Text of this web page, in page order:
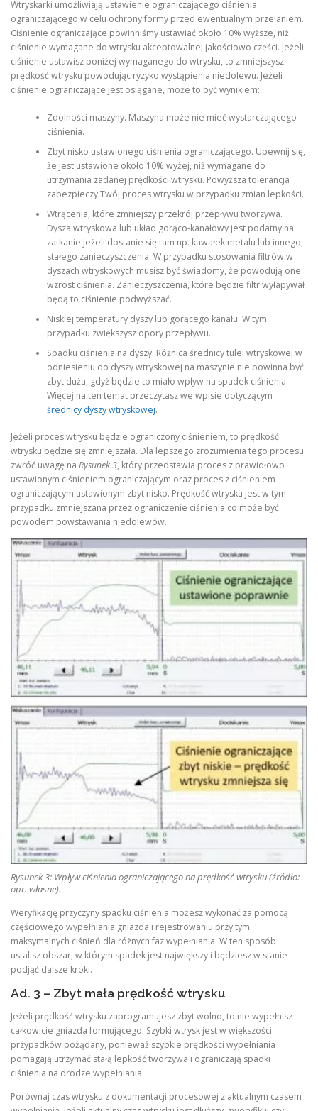
Wtryskarki umożliwiają ustawienie ograniczającego ciśnienia
ograniczającego w celu ochrony formy przed ewentualnym przelaniem.
Ciśnienie ograniczające powinniśmy ustawiać około 10% wyższe, niż
ciśnienie wymagane do wtrysku akceptowalnej jakościowo części. Jeżeli
ciśnienie ustawisz poniżej wymaganego do wtrysku, to zmniejszysz
prędkość wtrysku powodując ryzyko wystąpienia niedolewu. Jeżeli
ciśnienie ograniczające jest osiągane, może to być wynikiem:
Zdolności maszyny. Maszyna może nie mieć wystarczającego
ciśnienia.
Zbyt nisko ustawionego ciśnienia ograniczającego. Upewnij się,
że jest ustawione około 10% wyżej, niż wymagane do
utrzymania zadanej prędkości wtrysku. Powyższa tolerancja
zabezpieczy Twój proces wtrysku w przypadku zmian lepkości.
Wtrącenia, które zmniejszy przekrój przepływu tworzywa.
Dysza wtryskowa lub układ gorąco-kanałowy jest podatny na
zatkanie jeżeli dostanie się tam np. kawałek metalu lub innego,
stałego zanieczyszczenia. W przypadku stosowania filtrów w
dyszach wtryskowych musisz być świadomy, że powodują one
wzrost ciśnienia. Zanieczyszczenia, które będzie filtr wyłapywał
będą to ciśnienie podwyższać.
Niskiej temperatury dyszy lub gorącego kanału. W tym
przypadku zwiększysz opory przepływu.
Spadku ciśnienia na dyszy. Różnica średnicy tulei wtryskowej w
odniesieniu do dyszy wtryskowej na maszynie nie powinna być
zbyt duża, gdyż będzie to miało wpływ na spadek ciśnienia.
Więcej na ten temat przeczytasz we wpisie dotyczącym
średnicy dyszy wtryskowej.
Jeżeli proces wtrysku będzie ograniczony ciśnieniem, to prędkość
wtrysku będzie się zmniejszała. Dla lepszego zrozumienia tego procesu
zwróć uwagę na Rysunek 3, który przedstawia proces z prawidłowo
ustawionym ciśnieniem ograniczającym oraz proces z ciśnieniem
ograniczającym ustawionym zbyt nisko. Prędkość wtrysku jest w tym
przypadku zmniejszana przez ograniczenie ciśnienia co może być
powodem powstawania niedolewów.
Rysunek 3: Wpływ ciśnienia ograniczającego na prędkość wtrysku (źródło:
opr. własne).
Weryfikację przyczyny spadku ciśnienia możesz wykonać za pomocą
częściowego wypełniania gniazda i rejestrowaniu przy tym
maksymalnych ciśnień dla różnych faz wypełniania. W ten sposób
ustalisz obszar, w którym spadek jest największy i będziesz w stanie
podjąć dalsze kroki.
Ad. 3 – Zbyt mała prędkość wtrysku
Jeżeli prędkość wtrysku zaprogramujesz zbyt wolno, to nie wypełnisz
całkowicie gniazda formującego. Szybki wtrysk jest w większości
przypadków pożądany, ponieważ szybkie prędkości wypełniania
pomagają utrzymać stałą lepkość tworzywa i ograniczają spadki
ciśnienia na drodze wypełniania.
Porównaj czas wtrysku z dokumentacji procesowej z aktualnym czasem